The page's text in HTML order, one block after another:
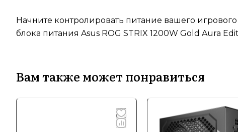
Начните контролировать питание вашего
блока питания Asus ROG STRIX 1200W Gold Aura
Вам также может понравиться